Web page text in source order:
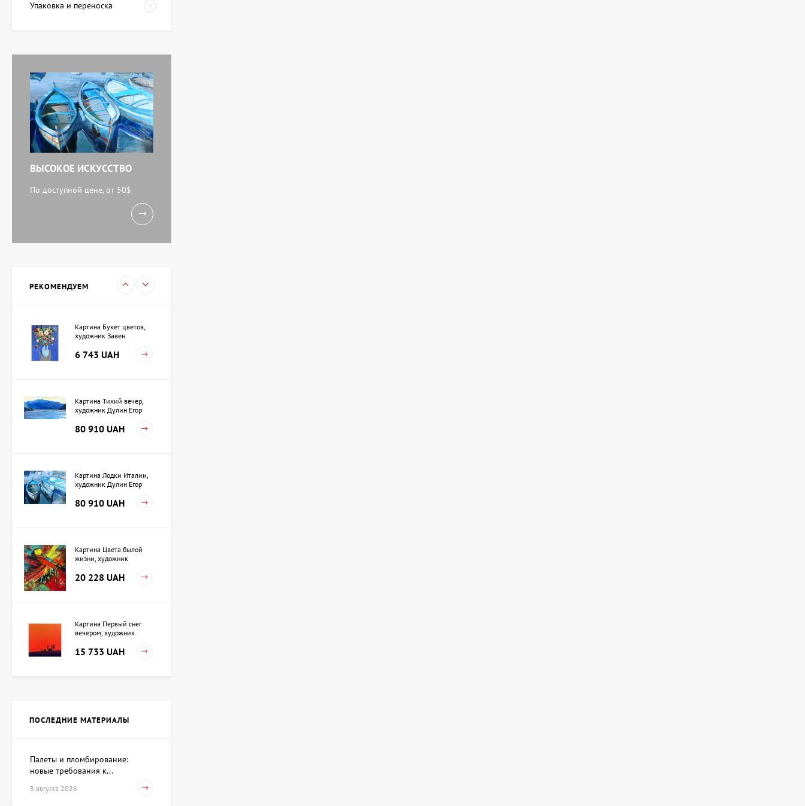
Упаковка и переноска
ВЫСОКОЕ ИСКУССТВО
По доступной цене, от 50$
РЕКОМЕНДУЕМ
11 238 UAH
Картина Абстракция
триптих, художник Бурда
Ярослав
71 920 UAH
художник Кокин Михаил
Картина Букет цветов,
художник Завен
6 743 UAH
Картина Тихий вечер,
художник Дулин Егор
80 910 UAH
Картина Лодки Италии,
художник Дулин Егор
80 910 UAH
Картина Цвета былой
жизни, художник
20 228 UAH
Картина Первый снег
вечером, художник
15 733 UAH
Цена по
Скульптура Поиск себя,
ПОСЛЕДНИЕ МАТЕРИАЛЫ
Палеты и пломбирование:
новые требования к...
3 августа 2026